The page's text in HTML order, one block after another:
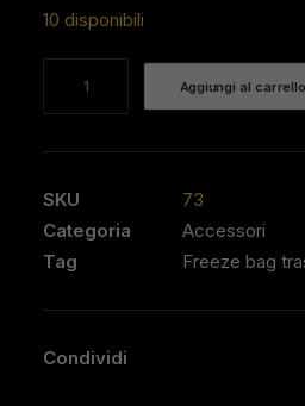
10 disponibili
Aggiungi al carrello
SKU
73
Categoria
Accessori
Tag
Freeze bag
Condividi